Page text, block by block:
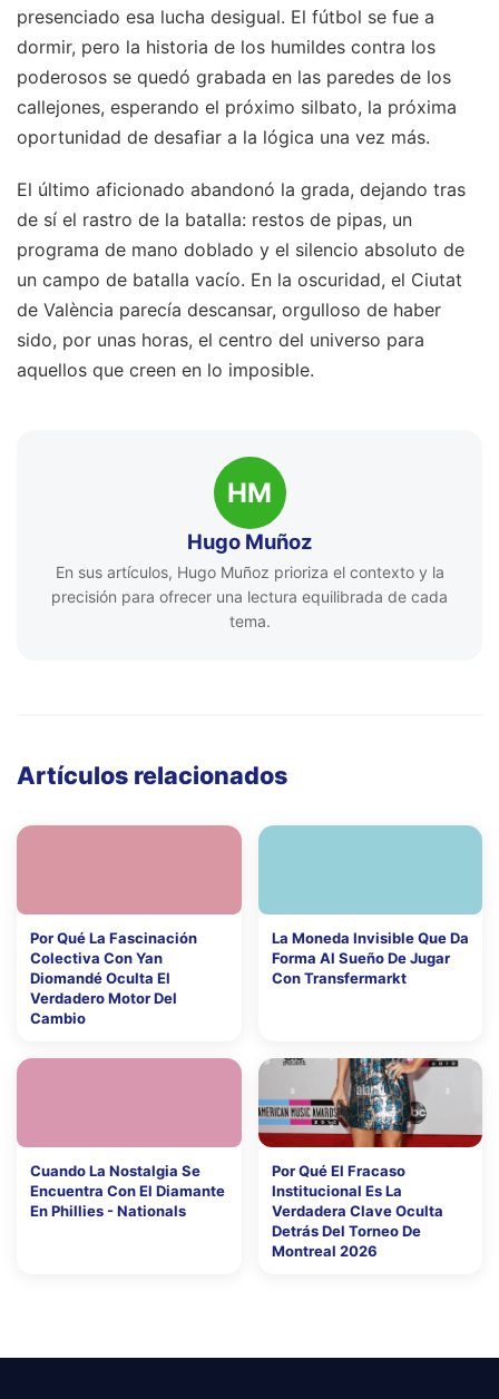
presenciado esa lucha desigual. El fútbol se fue a
dormir, pero la historia de los humildes contra los
poderosos se quedó grabada en las paredes de los
callejones, esperando el próximo silbato, la próxima
oportunidad de desafiar a la lógica una vez más.
El último aficionado abandonó la grada, dejando tras
de sí el rastro de la batalla: restos de pipas, un
programa de mano doblado y el silencio absoluto de
un campo de batalla vacío. En la oscuridad, el Ciutat
de València parecía descansar, orgulloso de haber
sido, por unas horas, el centro del universo para
aquellos que creen en lo imposible.
HM
Hugo Muñoz
En sus artículos, Hugo Muñoz prioriza el contexto y la
precisión para ofrecer una lectura equilibrada de cada
tema.
Artículos relacionados
Por Qué La Fascinación
Colectiva Con Yan
Diomandé Oculta El
Verdadero Motor Del
Cambio
La Moneda Invisible Que Da
Forma Al Sueño De Jugar
Con Transfermarkt
Cuando La Nostalgia Se
Encuentra Con El Diamante
En Phillies - Nationals
Por Qué El Fracaso
Institucional Es La
Verdadera Clave Oculta
Detrás Del Torneo De
Montreal 2026